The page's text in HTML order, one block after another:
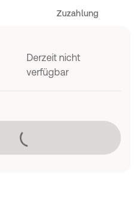
Zuzahlung
Derzeit nicht
verfügbar